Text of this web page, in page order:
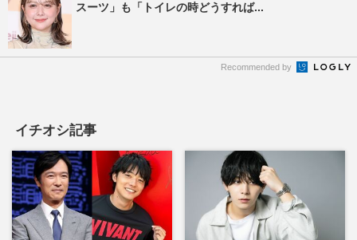
スーツ」も「トイレの時どうすれば...
Recommended by
イチオシ記事